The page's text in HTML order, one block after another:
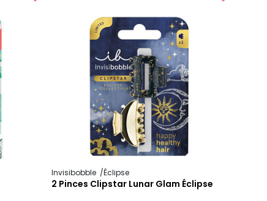
Invisibobble Éclipse
2 Pinces Clipstar Lunar Glam Éclipse